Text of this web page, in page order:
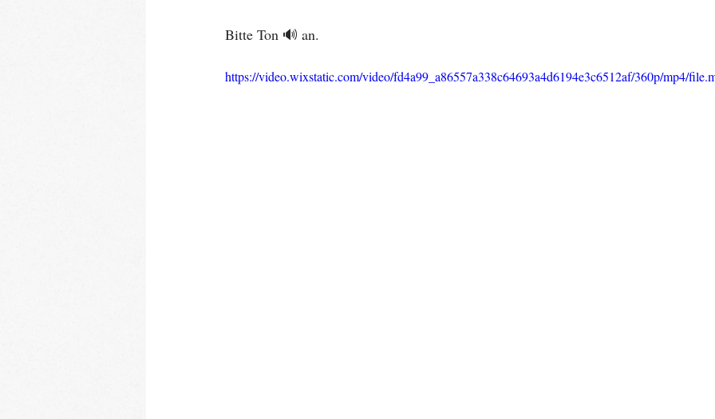
Bitte Ton 🔊 an.
https://video.wixstatic.com/video/fd4a99_a86557a338c64693a4d6194e3c6512af/360p/mp4/